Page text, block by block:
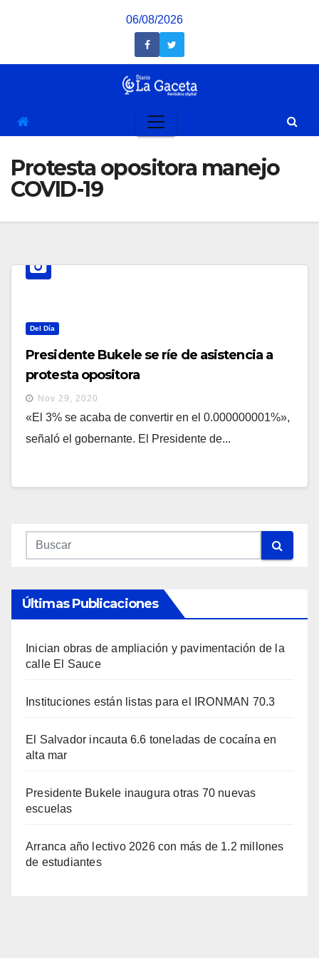
06/08/2026
Protesta opositora manejo
COVID-19
Del Día
Presidente Bukele se ríe de asistencia a
protesta opositora
Nov 29, 2020
«El 3% se acaba de convertir en el 0.000000001%»,
señaló el gobernante. El Presidente de...
Últimas Publicaciones
Inician obras de ampliación y pavimentación de la
calle El Sauce
Instituciones están listas para el IRONMAN 70.3
El Salvador incauta 6.6 toneladas de cocaína en
alta mar
Presidente Bukele inaugura otras 70 nuevas
escuelas
Arranca año lectivo 2026 con más de 1.2 millones
de estudiantes